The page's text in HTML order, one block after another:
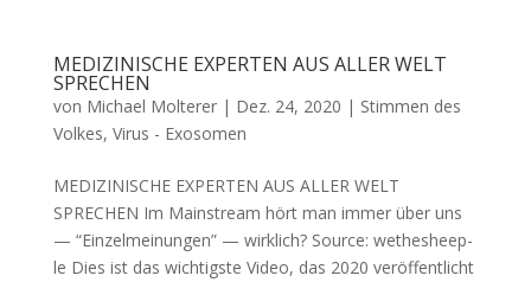
MEDIZINISCHE EXPERTEN AUS ALLER WELT
SPRECHEN
von Michael Molterer| Dez. 24, 2020 | Stimmen des
Volkes, Virus - Exosomen
MEDIZINISCHE EXPERTEN AUS ALLER WELT
SPRECHEN Im Main­stream hört man immer über uns
— “Ein­zel­mei­nun­gen” — wirklich? Source: wethes­heep­
le Dies ist das wich­tigs­te Video, das 2020 ver­öf­fent­licht